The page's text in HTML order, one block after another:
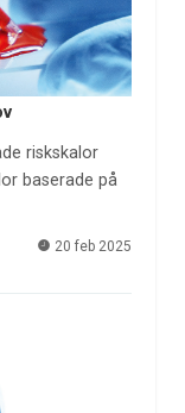
riskskalor
baserade på
20 feb 2025